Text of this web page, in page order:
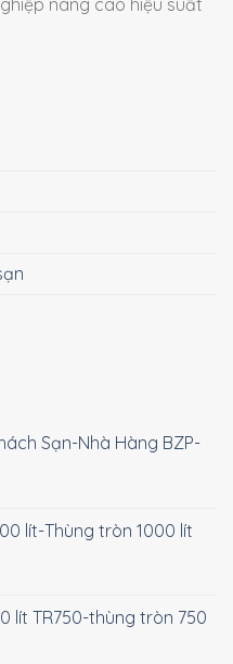
Sạn-Nhà Hàng BZP-
lít-Thùng tròn 1000 lít
lít TR750-thùng tròn 750